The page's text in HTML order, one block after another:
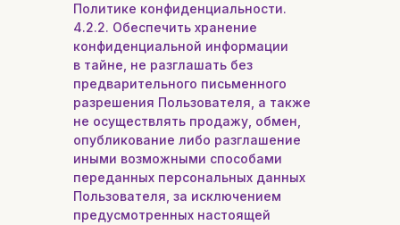
Политике конфиденциальности.
4.2.2. Обеспечить хранение
конфиденциальной информации
в тайне, не разглашать без
предварительного письменного
разрешения Пользователя, а также
не осуществлять продажу, обмен,
опубликование либо разглашение
иными возможными способами
переданных персональных данных
Пользователя, за исключением
предусмотренных настоящей